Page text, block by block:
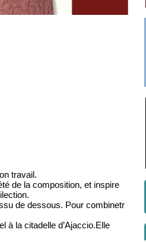
travail.
de la composition, et inspire
de dessous. Pour combinetr
à la citadelle d’Ajaccio.Elle